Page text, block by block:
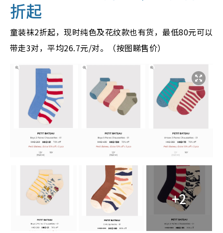
折起
童装袜2折起，现时纯色及花纹款也有货，最低80元可以
带走3对，平均26.7元/对。（按图睇售价）
+2